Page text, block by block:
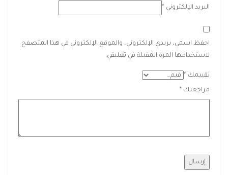
البريد الإلكتروني *
احفظ اسمي، بريدي الإلكتروني، والموقع الإلكتروني في هذا المتصفح
لاستخدامها المرة المقبلة في تعليقي.
تقييمك *
مراجعتك *